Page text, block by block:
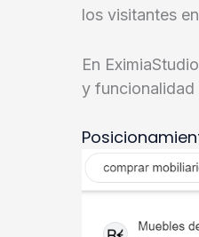
los visitantes
En
y